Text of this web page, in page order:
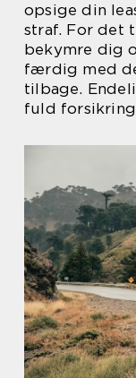
opsige din
straf. For det
bekymre dig
færdig med
tilbage.
fuld